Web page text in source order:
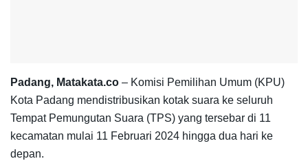
Padang, Matakata.co – Komisi Pemilihan Umum (KPU)
Kota Padang mendistribusikan kotak suara ke seluruh
Tempat Pemungutan Suara (TPS) yang tersebar di 11
kecamatan mulai 11 Februari 2024 hingga dua hari ke
depan.